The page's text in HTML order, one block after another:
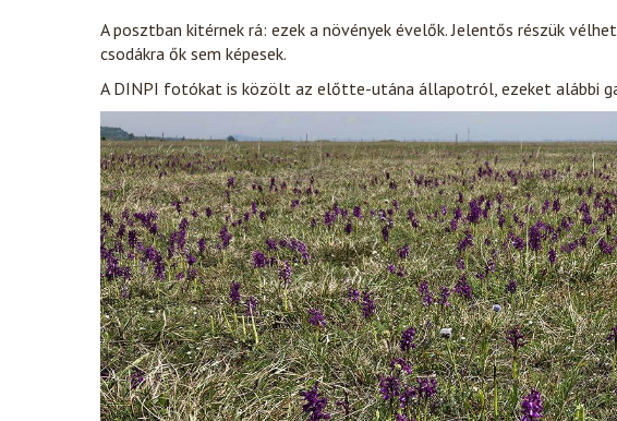
A posztban kitérnek rá: ezek a növények évelők. Jelentős részük
csodákra ők sem képesek.
A DINPI fotókat is közölt az előtte-utána állapotról, ezeket alábbi